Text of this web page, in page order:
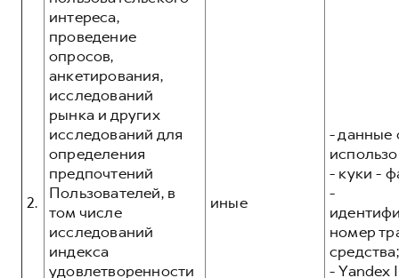
2.
интереса,
проведение
опросов,
анкетирования,
исследований
рынка и других
исследований для
определения
предпочтений
Пользователей, в
том числе
исследований
индекса
удовлетворенности
иные
- данные
- куки -
-
номер
средства;
- Yandex